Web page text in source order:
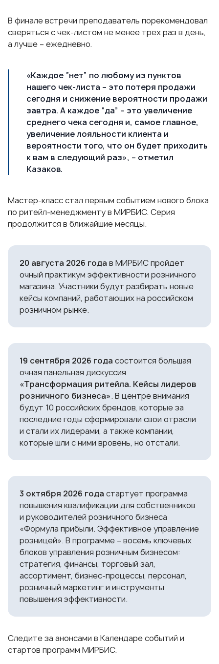
В финале встречи преподаватель порекомендовал
сверяться с чек-листом не менее трех раз в день,
а лучше – ежедневно.
«Каждое “нет” по любому из пунктов
нашего чек-листа – это потеря продажи
сегодня и снижение вероятности продажи
завтра. А каждое “да” – это увеличение
среднего чека сегодня и, самое главное,
увеличение лояльности клиента и
вероятности того, что он будет приходить
к вам в следующий раз», – отметил
Казаков.
Мастер-класс стал первым событием нового блока
по ритейл-менеджменту в МИРБИС. Серия
продолжится в ближайшие месяцы.
20 августа 2026 года в МИРБИС пройдет
очный практикум эффективности розничного
магазина. Участники будут разбирать новые
кейсы компаний, работающих на российском
розничном рынке.
19 сентября 2026 года состоится большая
очная панельная дискуссия
«Трансформация ритейла. Кейсы лидеров
розничного бизнеса». В центре внимания
будут 10 российских брендов, которые за
последние годы сформировали свои отрасли
и стали их лидерами, а также компании,
которые шли с ними вровень, но отстали.
3 октября 2026 года стартует программа
повышения квалификации для собственников
и руководителей розничного бизнеса
«Формула прибыли. Эффективное управление
розницей». В программе – восемь ключевых
блоков управления розничным бизнесом:
стратегия, финансы, торговый зал,
ассортимент, бизнес-процессы, персонал,
розничный маркетинг и инструменты
повышения эффективности.
Следите за анонсами в Календаресобытий и
стартов программ МИРБИС.